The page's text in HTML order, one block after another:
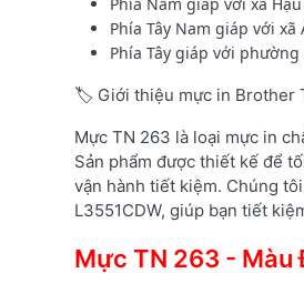
Phía Tây Nam giáp với
Phía Tây giáp với
🏷️ Giới thiệu mực in Brother
Mực TN 263 là loại mực in
Sản phẩm được thiết kế để
vận hành tiết kiệm. Chúng
L3551CDW, giúp bạn tiết
Mực TN 263 - Màu